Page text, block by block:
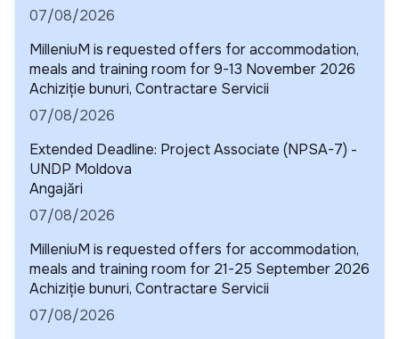
07/08/2026
MilleniuM is requested offers for accommodation,
meals and training room for 9-13 November 2026
Detalii
Achiziție bunuri, Contractare Servicii
07/08/2026
Extended Deadline: Project Associate (NPSA-7) -
UNDP Moldova
Detalii
Angajări
07/08/2026
MilleniuM is requested offers for accommodation,
meals and training room for 21-25 September 2026
Detalii
Achiziție bunuri, Contractare Servicii
07/08/2026